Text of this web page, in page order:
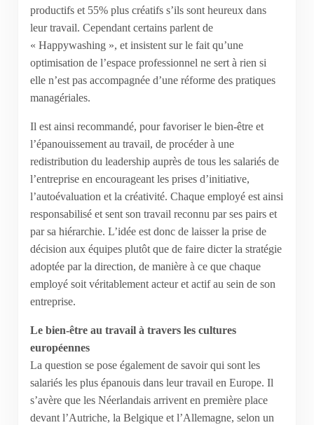
productifs et 55% plus créatifs s’ils sont heureux dans
leur travail. Cependant certains parlent de
« Happywashing », et insistent sur le fait qu’une
optimisation de l’espace professionnel ne sert à rien si
elle n’est pas accompagnée d’une réforme des pratiques
managériales.
Il est ainsi recommandé, pour favoriser le bien-être et
l’épanouissement au travail, de procéder à une
redistribution du leadership auprès de tous les salariés de
l’entreprise en encourageant les prises d’initiative,
l’autoévaluation et la créativité. Chaque employé est ainsi
responsabilisé et sent son travail reconnu par ses pairs et
par sa hiérarchie. L’idée est donc de laisser la prise de
décision aux équipes plutôt que de faire dicter la stratégie
adoptée par la direction, de manière à ce que chaque
employé soit véritablement acteur et actif au sein de son
entreprise.
Le bien-être au travail à travers les cultures
européennes
La question se pose également de savoir qui sont les
salariés les plus épanouis dans leur travail en Europe. Il
s’avère que les Néerlandais arrivent en première place
devant l’Autriche, la Belgique et l’Allemagne, selon un